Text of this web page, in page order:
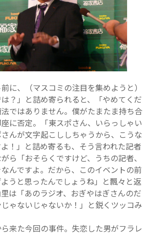
に、（マスコミの注目を集めようと）
？」と詰め寄られると、「やめてくだ
ではありません。僕がたまたま持ち合
に否定。「東スポさん、いらっしゃい
んが文字起こししちゃうから、こうな
！」と詰め寄るも、そう言われた記者
ら「おそらくですけど、うちの記者、
んですよ。だから、このイベントの前
うと思ったんでしょうね」と飄々と返
は「あのラジオ、おぎやはぎさんのだ
ゃないじゃないか！」と鋭くツッコみ
ら来た今回の事件。失恋した男がフラレ